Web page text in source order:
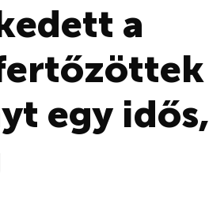
a
egy idős,